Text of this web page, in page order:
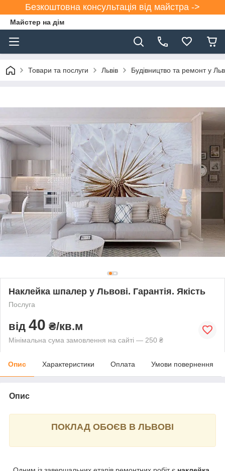
Безкоштовна консультація від майстра ->
Майстер на дім
Товари та послуги Львів Будівництво та ремонт у
Наклейка шпалер у Львові. Гарантія. Якість
Послуга
від 40 ₴/кв.м
Мінімальна сума замовлення на сайті — 250 ₴
Опис Характеристики Оплата Умови повернення
Опис
ПОКЛАД ОБОЄВ В ЛЬВОВІ